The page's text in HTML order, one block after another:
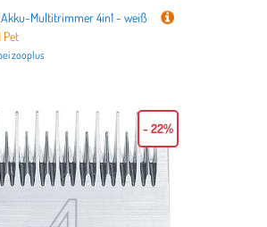
Akku-Multitrimmer 4in1 - weiß
Pet
zooplus
- 22%